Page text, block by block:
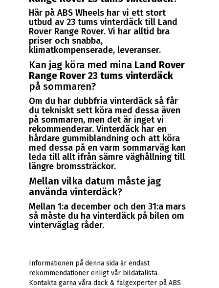
Här på ABS Wheels har vi ett stort
utbud av 23 tums vinterdäck till Land
Rover Range Rover. Vi har alltid bra
priser och snabba,
klimatkompenserade, leveranser.
Kan jag köra med mina Land Rover
Range Rover 23 tums vinterdäck
på sommaren?
Om du har dubbfria vinterdäck så får
du tekniskt sett köra med dessa även
på sommaren, men det är inget vi
rekommenderar. Vinterdäck har en
hårdare gummiblandning och att köra
med dessa på en varm sommarväg kan
leda till allt ifrån sämre väghållning till
längre bromssträckor.
Mellan vilka datum måste jag
använda vinterdäck?
Mellan 1:a december och den 31:a mars
så måste du ha vinterdäck på bilen om
vinterväglag råder.
Informationen på denna sida är endast
rekommendationer enligt vår bildatalista.
Kontakta gärna våra däck & fälgexperter på ABS